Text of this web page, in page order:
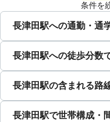
条件を
長津田駅への通勤・通
長津田駅への徒歩分数
長津田駅の含まれる路
長津田駅で世帯構成・